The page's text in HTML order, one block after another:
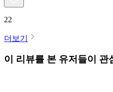
22
더보기
이 리뷰를 본 유저들이 관